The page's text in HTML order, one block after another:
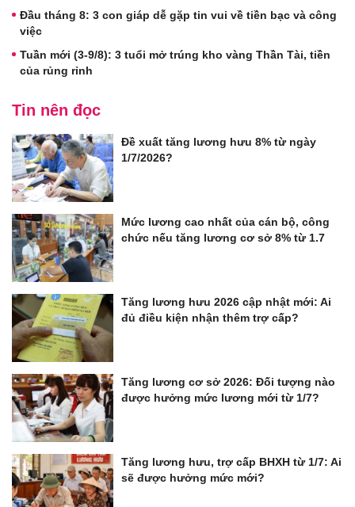
Đầu tháng 8: 3 con giáp dễ gặp tin vui về tiền bạc và công
việc
Tuần mới (3-9/8): 3 tuổi mở trúng kho vàng Thần Tài, tiền
của rủng rỉnh
Tin nên đọc
Đề xuất tăng lương hưu 8% từ ngày
1/7/2026?
Mức lương cao nhất của cán bộ, công
chức nếu tăng lương cơ sở 8% từ 1.7
Tăng lương hưu 2026 cập nhật mới: Ai
đủ điều kiện nhận thêm trợ cấp?
Tăng lương cơ sở 2026: Đối tượng nào
được hưởng mức lương mới từ 1/7?
Tăng lương hưu, trợ cấp BHXH từ 1/7: Ai
sẽ được hưởng mức mới?